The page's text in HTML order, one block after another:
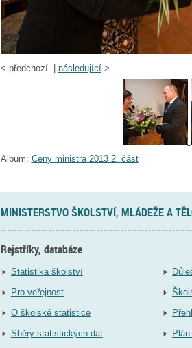
< předchozí | následující>
Album: Ceny ministra 2013 2. část
MINISTERSTVO ŠKOLSTVÍ, MLÁDEŽE A
Rejstříky, databáze
Statistika školství
Pro veřejnost
O školské statistice
Sběry statistických dat